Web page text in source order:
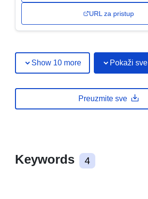
URL za pristup
Show 10 more Pokaži sve
Preuzmite sve
Keywords 4